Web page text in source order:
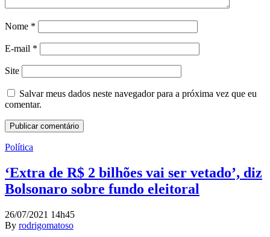
Nome *
E-mail *
Site
Salvar meus dados neste navegador para a próxima vez que eu
comentar.
Política
‘Extra de R$ 2 bilhões vai ser vetado’, diz
Bolsonaro sobre fundo eleitoral
26/07/2021 14h45
By rodrigomatoso